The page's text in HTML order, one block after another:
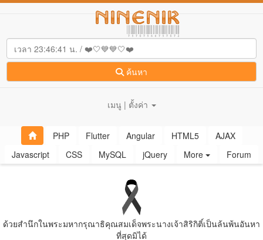
ค้นหา
เมนู | ตั้งค่า
PHP Flutter Angular HTML5
AJAX
Javascript
CSS MySQL jQuery More Forum
ด้วยสํานึกในพระมหากรุณาธิคุณสมเด็จพระนางเจ้าสิริกิติ์เป็นล้นพ้นอันหา
ที่สุดมิได้